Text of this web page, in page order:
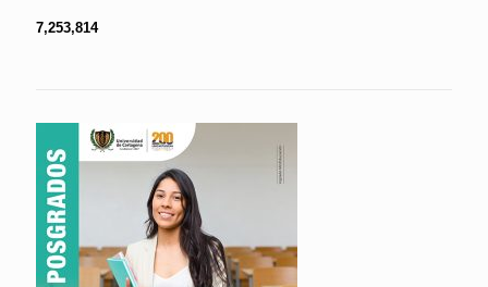
7,253,814